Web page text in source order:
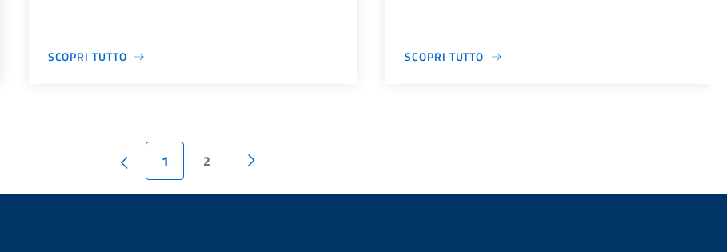
SCOPRI TUTTO SCOPRI TUTTO
1 2